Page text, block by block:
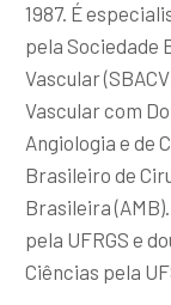
1987. É
pela Sociedade
Vascular
Vascular com
Angiologia e de
Brasileiro de
Brasileira
pela UFRGS e
Ciências pela